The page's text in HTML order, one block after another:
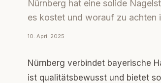
Nürnberg hat eine solide
es kostet und worauf zu achten
10. April 2025
Nürnberg verbindet bayerische
ist qualitätsbewusst und bietet